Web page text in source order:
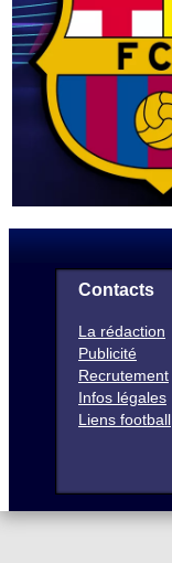
Contacts
La rédaction
Publicité
Recrutement
Infos légales
Liens football